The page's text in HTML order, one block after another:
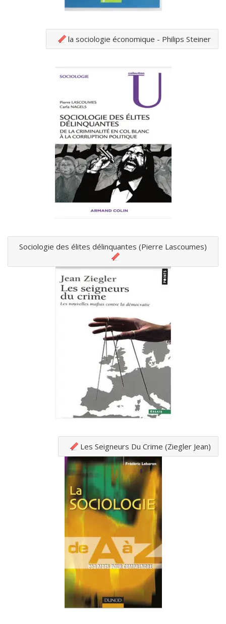
la sociologie économique - Philips Steiner
Sociologie des élites délinquantes (Pierre Lascoumes)
Les Seigneurs Du Crime (Ziegler Jean)